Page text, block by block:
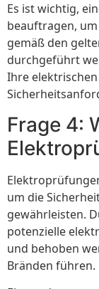
Es ist wichtig,
beauftragen,
gemäß den
durchgeführt
Ihre
Frage 4:
um die
gewährleisten.
potenzielle
und behoben
Bränden führen.